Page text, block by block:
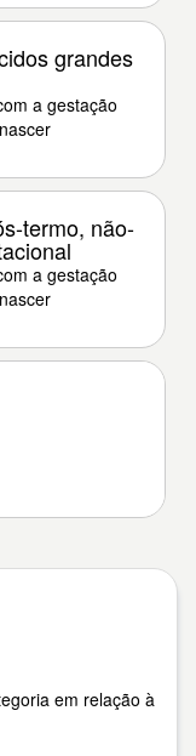
grandes
a gestação
termo, não-
a gestação
em relação à